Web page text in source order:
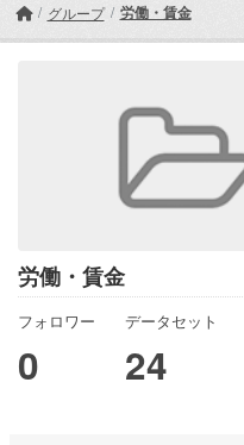
グループ 労働・賃金
労働・賃金
フォロワー
0
データセット
24